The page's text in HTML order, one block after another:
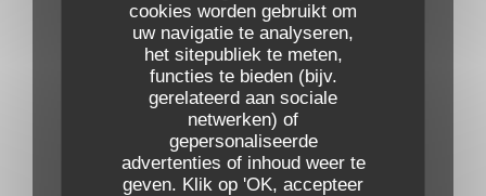
cookies worden gebruikt om
uw navigatie te analyseren,
het sitepubliek te meten,
functies te bieden (bijv.
gerelateerd aan sociale
netwerken) of
gepersonaliseerde
advertenties of inhoud weer te
geven. Klik op 'OK, accepteer